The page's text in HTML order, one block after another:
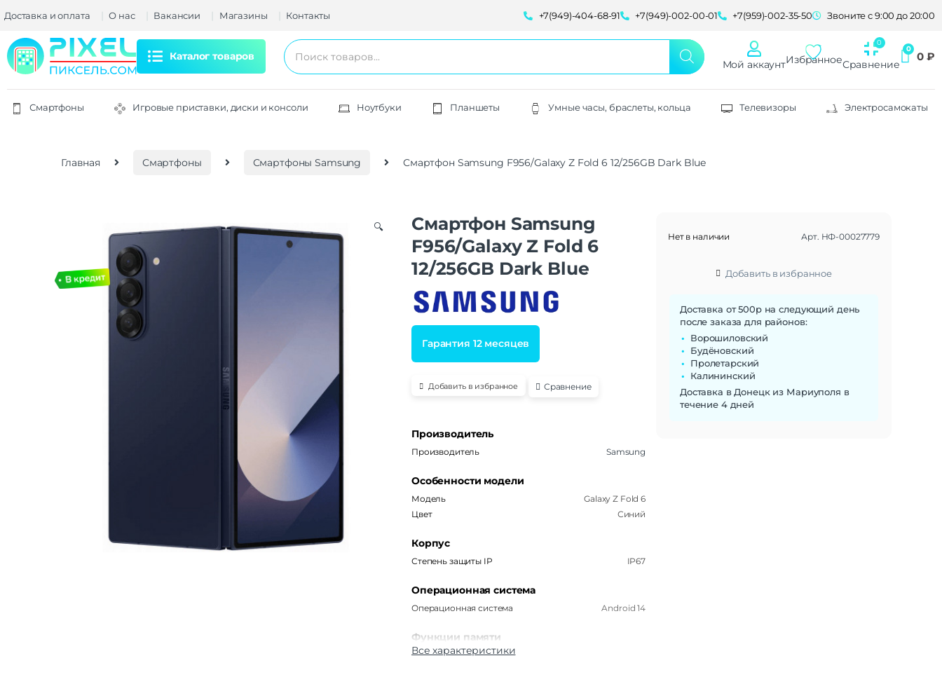
Доставка и оплата О нас Вакансии Магазины Контакты +7(949)-404-68-91 +7(949)-002-00-01 +7(959)-002-35-50 Звоните с 9:00 до 20:00
Каталог товаров
Мой аккаунтИзбранноеСравнение
0 ₽
Смартфоны Игровые приставки, диски и консоли Ноутбуки Планшеты Умные часы, браслеты, кольца Телевизоры Электросамокаты
Главная Смартфоны Смартфоны Samsung Смартфон Samsung F956/Galaxy Z Fold 6 12/256GB Dark Blue
🔍
Смартфон Samsung
F956/Galaxy Z Fold 6
12/256GB Dark Blue
Гарантия 12 месяцев
Добавить в избранное Сравнение
Производитель
Производитель Samsung
Особенности модели
Модель
Galaxy Z Fold 6
Цвет
Синий
Корпус
Степень защиты IP IP67
Операционная система
Операционная система Android 14
Функции памяти
Объем памяти
Все характеристики
Нет в наличии Арт. НФ-00027779
Добавить в избранное
Доставка от 500р на следующий день
после заказа для районов:
Ворошиловский
Будёновский
Пролетарский
Калининский
Доставка в Донецк из Мариуполя в
течение 4 дней